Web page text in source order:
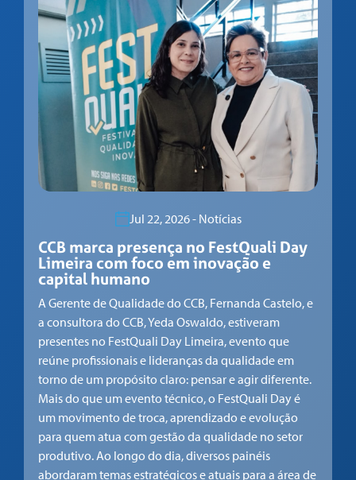
Jul 22, 2026 - Notícias
CCB marca presença no FestQuali Day
Limeira com foco em inovação e
capital humano
A Gerente de Qualidade do CCB, Fernanda Castelo, e
a consultora do CCB, Yeda Oswaldo, estiveram
presentes no FestQuali Day Limeira, evento que
reúne profissionais e lideranças da qualidade em
torno de um propósito claro: pensar e agir diferente.
Mais do que um evento técnico, o FestQuali Day é
um movimento de troca, aprendizado e evolução
para quem atua com gestão da qualidade no setor
produtivo. Ao longo do dia, diversos painéis
abordaram temas estratégicos e atuais para a área de